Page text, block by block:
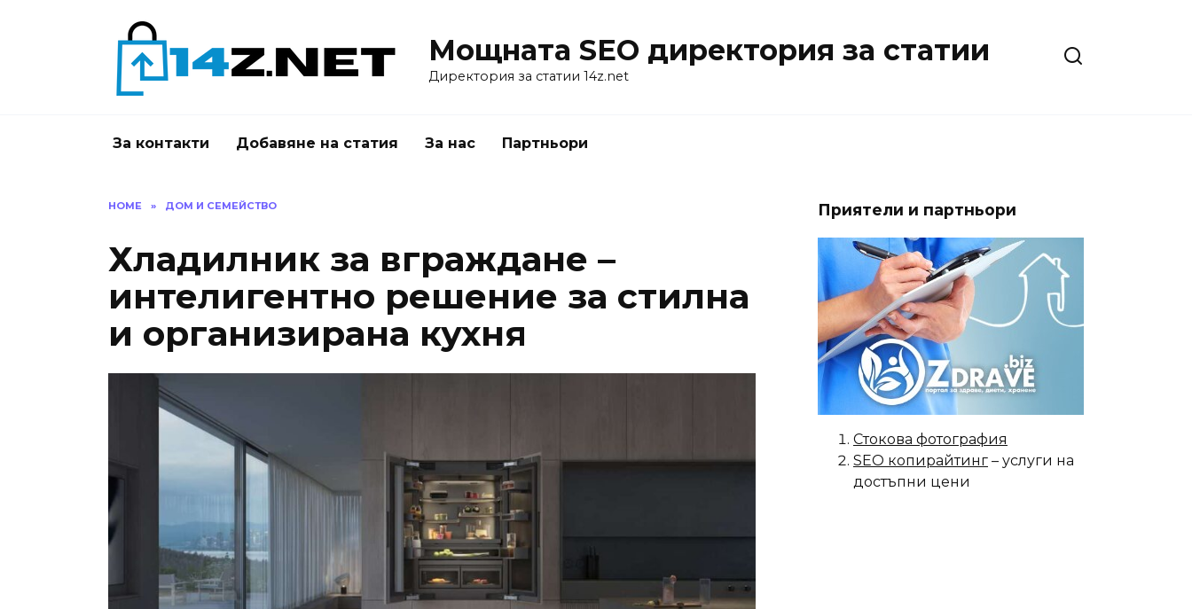
Мощната SEO директория за статии
Директория за статии 14z.net
За контакти Добавяне на статия За нас Партньори
HOME » ДОМ И СЕМЕЙСТВО
Хладилник за вграждане –
интелигентно решение за стилна
и организирана кухня
Приятели и партньори
Стокова фотография
SEO копирайтинг – услуги на
достъпни цени